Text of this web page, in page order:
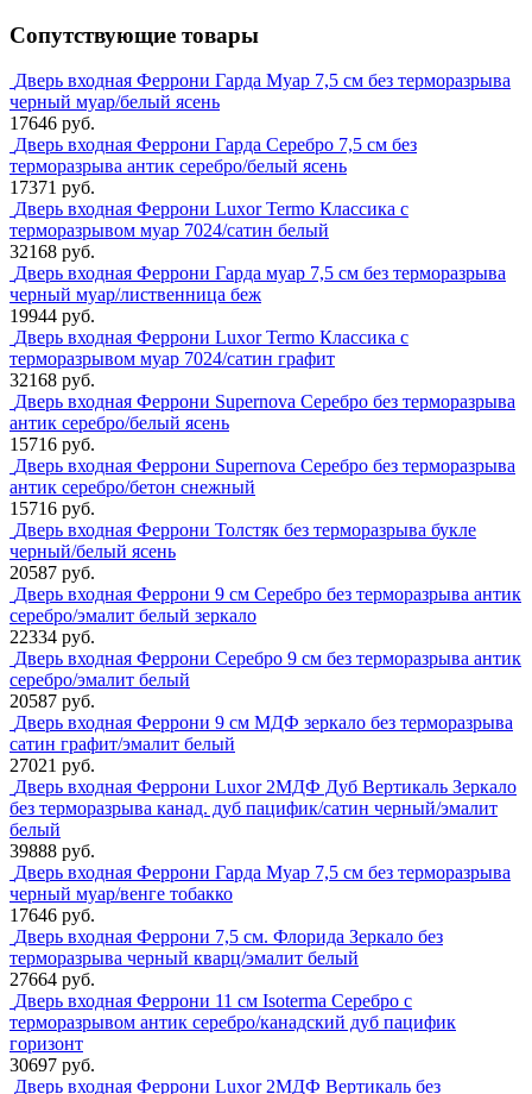
Сопутствующие товары
Дверь входная Феррони Гарда Муар 7,5 см без терморазрыва
черный муар/белый ясень
17646 руб.
Дверь входная Феррони Гарда Серебро 7,5 см без
терморазрыва антик серебро/белый ясень
17371 руб.
Дверь входная Феррони Luxor Termo Классика с
терморазрывом муар 7024/сатин белый
32168 руб.
Дверь входная Феррони Гарда муар 7,5 см без терморазрыва
черный муар/лиственница беж
19944 руб.
Дверь входная Феррони Luxor Termo Классика с
терморазрывом муар 7024/сатин графит
32168 руб.
Дверь входная Феррони Supernova Серебро без терморазрыва
антик серебро/белый ясень
15716 руб.
Дверь входная Феррони Supernova Серебро без терморазрыва
антик серебро/бетон снежный
15716 руб.
Дверь входная Феррони Толстяк без терморазрыва букле
черный/белый ясень
20587 руб.
Дверь входная Феррони 9 см Серебро без терморазрыва антик
серебро/эмалит белый зеркало
22334 руб.
Дверь входная Феррони Серебро 9 см без терморазрыва антик
серебро/эмалит белый
20587 руб.
Дверь входная Феррони 9 см МДФ зеркало без терморазрыва
сатин графит/эмалит белый
27021 руб.
Дверь входная Феррони Luxor 2МДФ Дуб Вертикаль Зеркало
без терморазрыва канад. дуб пацифик/сатин черный/эмалит
белый
39888 руб.
Дверь входная Феррони Гарда Муар 7,5 см без терморазрыва
черный муар/венге тобакко
17646 руб.
Дверь входная Феррони 7,5 см. Флорида Зеркало без
терморазрыва черный кварц/эмалит белый
27664 руб.
Дверь входная Феррони 11 см Isoterma Серебро с
терморазрывом антик серебро/канадский дуб пацифик
горизонт
30697 руб.
Дверь входная Феррони Luxor 2МДФ Вертикаль без